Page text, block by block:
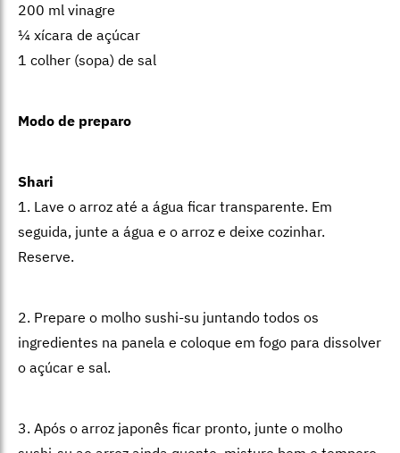
200 ml vinagre
¼ xícara de açúcar
1 colher (sopa) de sal
Modo de preparo
Shari
1. Lave o arroz até a água ficar transparente. Em
seguida, junte a água e o arroz e deixe cozinhar.
Reserve.
2. Prepare o molho sushi-su juntando todos os
ingredientes na panela e coloque em fogo para dissolver
o açúcar e sal.
3. Após o arroz japonês ficar pronto, junte o molho